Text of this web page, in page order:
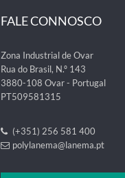
FALE CONNOSCO
Zona Industrial de Ovar
Rua do Brasil, N.º 143
3880-108 Ovar - Portugal
PT509581315
(+351) 256 581 400
polylanema@lanema.pt